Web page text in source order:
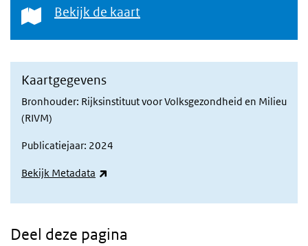
Bekijk de kaart
Bekijk de kaart
Kaartgegevens
Bronhouder: Rijksinstituut voor Volksgezondheid en Milieu
(RIVM)
Publicatiejaar: 2024
Bekijk Metadata
Deel deze pagina